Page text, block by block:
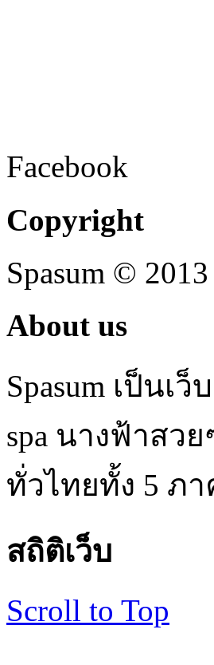
Facebook
Copyright
Spasum © 2013
About us
Spasum เป็นเว็
spa นางฟ้าสว
ทั่วไทยทั้ง 5 ภา
สถิติเว็บ
Scroll to Top